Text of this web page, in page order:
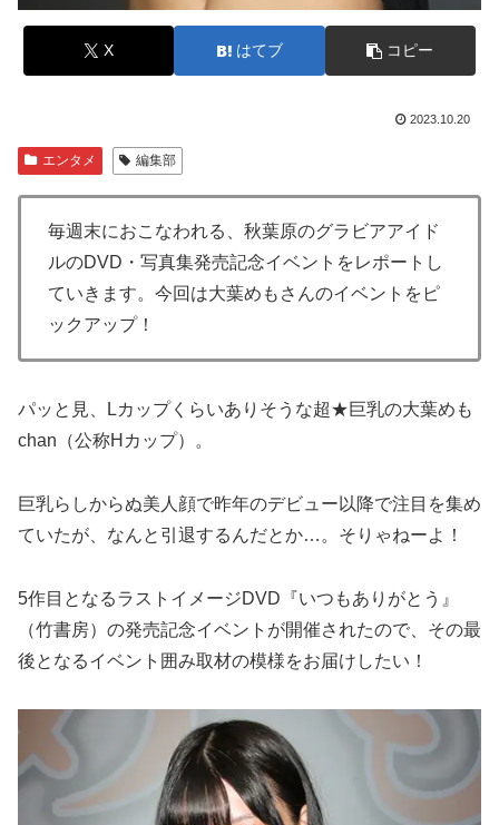
X はてブ コピー
2023.10.20
エンタメ 編集部
毎週末におこなわれる、秋葉原のグラビアアイド
ルのDVD・写真集発売記念イベントをレポートし
ていきます。今回は大葉めもさんのイベントをピ
ックアップ！
パッと見、Lカップくらいありそうな超★巨乳の大葉めも
chan（公称Hカップ）。
巨乳らしからぬ美人顔で昨年のデビュー以降で注目を集め
ていたが、なんと引退するんだとか…。そりゃねーよ！
5作目となるラストイメージDVD『いつもありがとう』
（竹書房）の発売記念イベントが開催されたので、その最
後となるイベント囲み取材の模様をお届けしたい！